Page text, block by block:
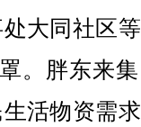
大同社区
。胖东来
活物资需